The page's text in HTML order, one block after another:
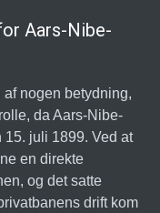
Aars-Nibe-
nogen betydning,
da Aars-Nibe-
15. juli 1899. Ved at
en direkte
og det satte
drift kom